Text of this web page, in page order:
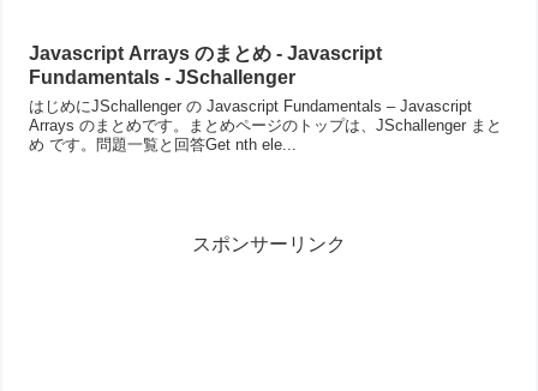
Javascript Arrays のまとめ - Javascript
Fundamentals - JSchallenger
はじめにJSchallenger の Javascript Fundamentals – Javascript
Arrays のまとめです。まとめページのトップは、JSchallenger まと
め です。問題一覧と回答Get nth ele...
スポンサーリンク